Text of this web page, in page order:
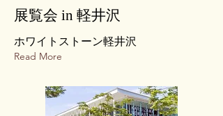
展覧会 in 軽井沢
ホワイトストーン軽井沢
Read More